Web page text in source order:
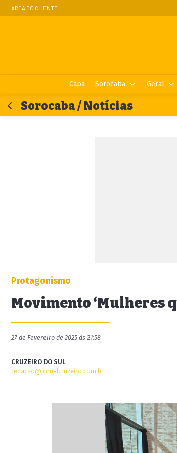
ÁREA DO CLIENTE
Capa Sorocaba Geral
Sorocaba / Notícias
Protagonismo
Movimento ‘Mulheres
27 de Fevereiro de 2025 às 21:58
CRUZEIRO DO SUL
redacao@jornalcruzeiro.com.br